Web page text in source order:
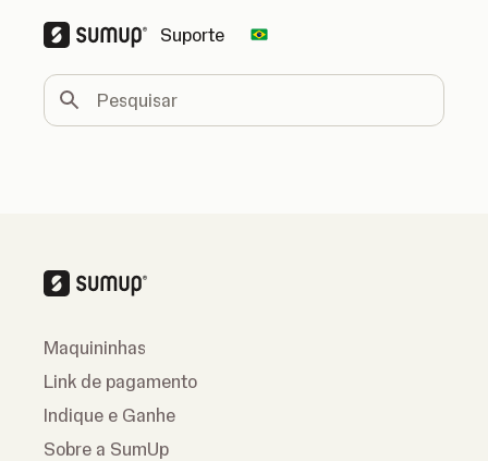
Suporte Change country
Pesquisar
Maquininhas
Link de pagamento
Indique e Ganhe
Sobre a SumUp